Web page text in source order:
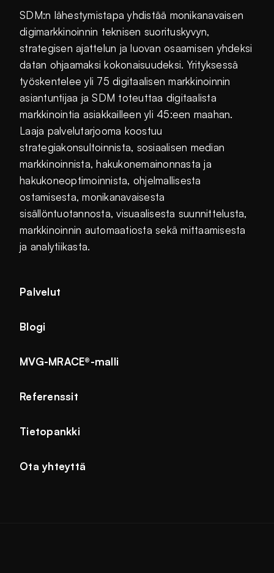
SDM:n lähestymistapa yhdistää monikanavaisen
digimarkkinoinnin teknisen suorituskyvyn,
strategisen ajattelun ja luovan osaamisen yhdeksi
datan ohjaamaksi kokonaisuudeksi. Yrityksessä
työskentelee yli 75 digitaalisen markkinoinnin
asiantuntijaa ja SDM toteuttaa digitaalista
markkinointia asiakkailleen yli 45:een maahan.
Laaja palvelutarjooma koostuu
strategiakonsultoinnista, sosiaalisen median
markkinoinnista, hakukonemainonnasta ja
hakukoneoptimoinnista, ohjelmallisesta
ostamisesta, monikanavaisesta
sisällöntuotannosta, visuaalisesta suunnittelusta,
markkinoinnin automaatiosta sekä mittaamisesta
ja analytiikasta.
Palvelut
Blogi
MVG-MRACE®-malli
Referenssit
Tietopankki
Ota yhteyttä